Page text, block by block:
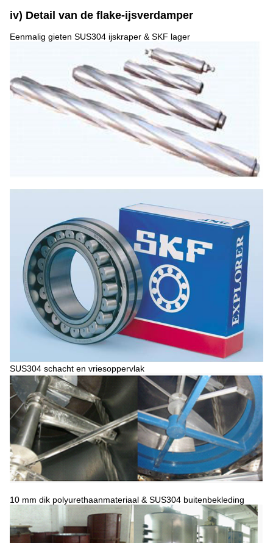
iv) Detail van de flake-ijsverdamper
Eenmalig gieten SUS304 ijskraper & SKF lager
SUS304 schacht en vriesoppervlak
10 mm dik polyurethaanmateriaal & SUS304 buitenbekleding